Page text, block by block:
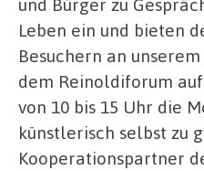
Leben ein und bieten
Besuchern an
dem Reinoldiforum
von 10 bis 15 Uhr die
künstlerisch selbst zu
Kooperationspartner